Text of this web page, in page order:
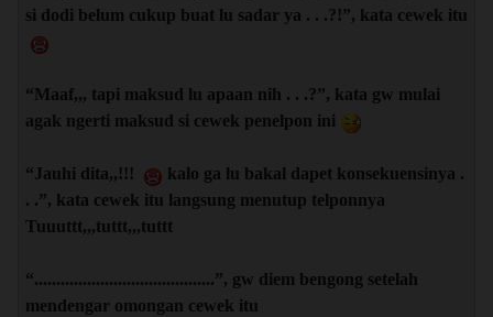
si dodi belum cukup buat lu sadar ya . . .?!”, kata cewek itu
“Maaf,,, tapi maksud lu apaan nih . . .?”, kata gw mulai
agak ngerti maksud si cewek penelpon ini
“Jauhi dita,,!!!
kalo ga lu bakal dapet konsekuensinya .
. .”, kata cewek itu langsung menutup telponnya
Tuuuttt,,,tuttt,,,tuttt
“.........................................”, gw diem bengong setelah
mendengar omongan cewek itu